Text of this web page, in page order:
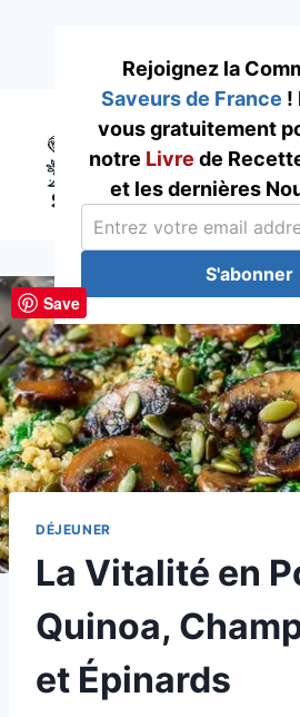
content
DÉJEUNER
La Vitalité en
Quinoa,
et Épinards
Rejoignez la
Saveurs de France !
vous gratuitement
notre Livre de
et les dernières
S'abonner
Save